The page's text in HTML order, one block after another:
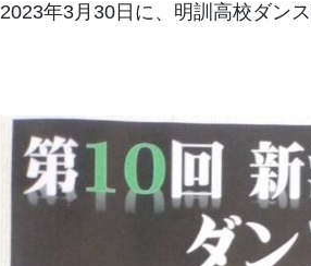
2023年3月30日に、明訓高校ダン